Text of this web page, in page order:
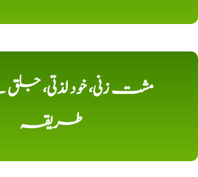
مشت زنی، خود لذتی، جلق
طریقہ